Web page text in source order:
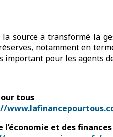
la source a transformé la
notamment en
important pour les agents
tous
l’économie et des finances